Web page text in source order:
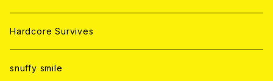
ANALOG
ANALOG
CD
ANALOG
CD
ANALOG
WORLD
CD
JAPAN
CD
WORLD
Hardcore Survives
snuffy smile